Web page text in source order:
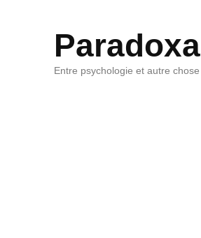
Paradoxa
Entre psychologie et autre chose